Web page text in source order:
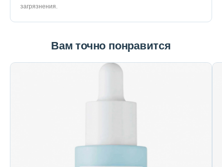
загрязнения.
Вам точно понравится